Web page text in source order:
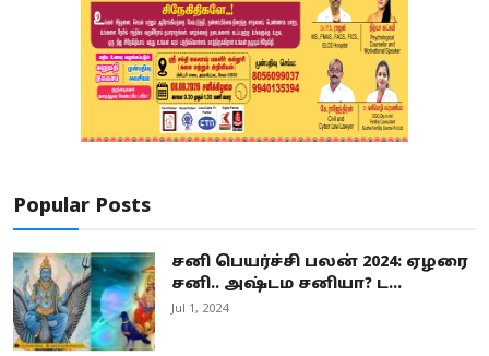
Popular Posts
சனி பெயர்ச்சி பலன் 2024: ஏழரை
சனி.. அஷ்டம சனியா? ட...
Jul 1, 2024